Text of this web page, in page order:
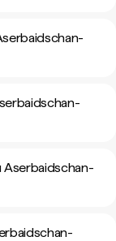
Aserbaidschan-